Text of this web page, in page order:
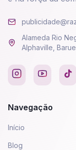
Alameda Rio
Alphaville,
Navegação
Início
Blog